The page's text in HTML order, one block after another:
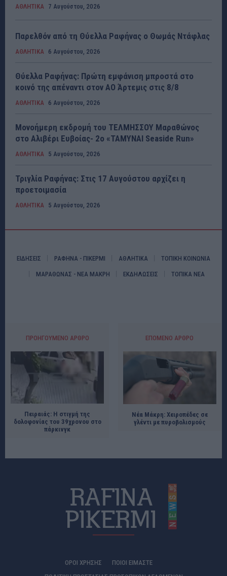
ΑΘΛΗΤΙΚΑ 7 Αυγούστου, 2026
Παρελθόν από τη Θύελλα Ραφήνας ο Θωμάς Ντάφλας
ΑΘΛΗΤΙΚΑ 6 Αυγούστου, 2026
Θύελλα Ραφήνας: Πρώτη εμφάνιση μπροστά στο
κοινό της απέναντι στον ΑΟ Άρτεμις στις 8/8
ΑΘΛΗΤΙΚΑ 6 Αυγούστου, 2026
Μονοήμερη εκδρομή του ΤΕΛΜΗΣΣΟΥ Μαραθώνος
στο Αλιβέρι Ευβοίας- 2ο «ΤΑΜΥΝΑΙ Seaside Run»
ΑΘΛΗΤΙΚΑ 5 Αυγούστου, 2026
Τριγλία Ραφήνας: Στις 17 Αυγούστου αρχίζει η
προετοιμασία
ΑΘΛΗΤΙΚΑ 5 Αυγούστου, 2026
ΕΙΔΗΣΕΙΣ ΡΑΦΗΝΑ - ΠΙΚΕΡΜΙ ΑΘΛΗΤΙΚΑ ΤΟΠΙΚΗ ΚΟΙΝΩΝΙΑ
ΜΑΡΑΘΩΝΑΣ - ΝΕΑ ΜΑΚΡΗ ΕΚΔΗΛΩΣΕΙΣ ΤΟΠΙΚΑ ΝΕΑ
ΠΡΟΗΓΟΎΜΕΝΟ ΆΡΘΡΟ
Πειραιάς: Η στιγμή της
δολοφονίας του 39χρονου στο
πάρκινγκ
ΕΠΌΜΕΝΟ ΆΡΘΡΟ
Νέα Μάκρη: Χειροπέδες σε
γλέντι με πυροβολισμούς
ΟΡΟΙ ΧΡΗΣΗΣ
ΠΟΙΟΊ ΕΊΜΑΣΤΕ